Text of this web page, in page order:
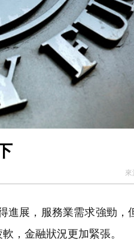
來
進展，服務業需求強勁，
，金融狀況更加緊張。